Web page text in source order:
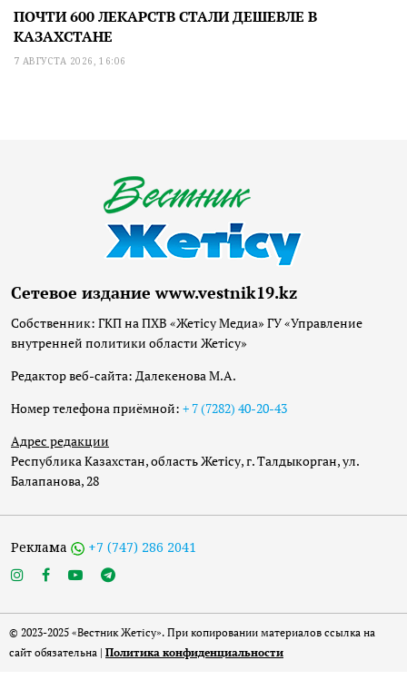
ПОЧТИ 600 ЛЕКАРСТВ СТАЛИ ДЕШЕВЛЕ В
КАЗАХСТАНЕ
7 АВГУСТА 2026, 16:06
Сетевое издание www.vestnik19.kz
Собственник: ГКП на ПХВ «Жетісу Медиа» ГУ «Управление
внутренней политики области Жетісу»
Редактор веб-сайта: Далекенова М.А.
Номер телефона приёмной: + 7 (7282) 40-20-43
Адрес редакции
Республика Казахстан, область Жетісу, г. Талдыкорган, ул.
Балапанова, 28
Реклама +7 (747) 286 2041
© 2023-2025 «Вестник Жетісу». При копировании материалов ссылка на
сайт обязательна | Политика конфиденциальности